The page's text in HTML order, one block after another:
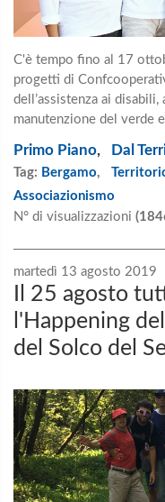
C'è tempo fino al 17
progetti di
dell’assistenza ai
manutenzione del verde
Primo Piano, Dal
Tag: Bergamo,
Associazionismo
N° di visualizzazioni
martedì 13 agosto 2019
Il 25 agosto
l'Happening
del Solco del